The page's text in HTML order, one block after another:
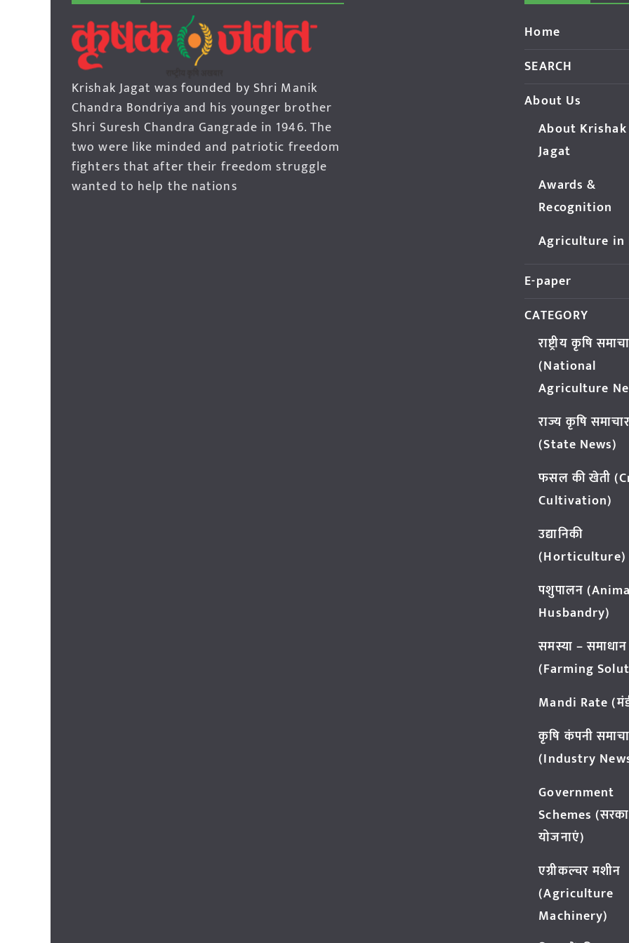
Krishak Jagat was founded by Shri Manik
Chandra Bondriya and his younger brother
Shri Suresh Chandra Gangrade in 1946. The
two were like minded and patriotic freedom
fighters that after their freedom struggle
wanted to help the nations
Home
SEARCH
About Us
About Krishak
Jagat
Awards &
Recognition
Agriculture in
E-paper
CATEGORY
राष्ट्रीय कृषि
(National
Agriculture
राज्य कृषि समाचार
(State News)
फसल की खेती
Cultivation)
उद्यानिकी
(Horticulture)
पशुपालन
Husbandry)
समस्या – समाधान
(Farming
Mandi Rate
कृषि कंपनी
(Industry
Government
Schemes
योजनाएं)
एग्रीकल्चर मशीन
(Agriculture
Machinery)